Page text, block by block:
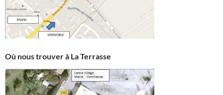
Où nous trouver à La Terrasse